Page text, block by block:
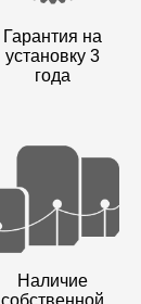
Гарантия на
установку 3
года
Наличие
собственной